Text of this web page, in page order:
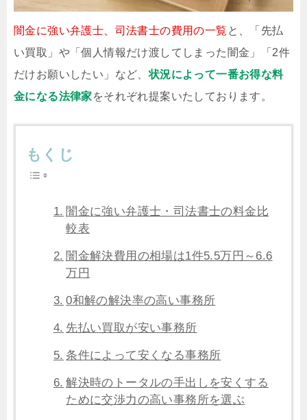
闇金に強い弁護士、司法書士の費用の一覧 と、「先払
い買取」や「個人情報だけ渡してしまった闇金」「2件
だけお願いしたい」など、状況によって一番お得な料
金になる法律家をそれぞれ提案いたしております。
もくじ
闇金に強い弁護士・司法書士の料金比
較表
闇金解決費用の相場は1件5.5万円～6.6
万円
0和解の解決率の高い事務所
先払い買取が安い事務所
条件によって安くなる事務所
解決時のトータルの手出しを安くする
ために交渉力の高い事務所を選ぶ